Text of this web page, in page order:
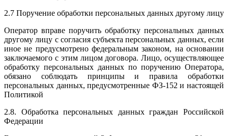
2.7 Поручение обработки персональных данных другому лицу
Оператор вправе поручить обработку персональных данных
другому лицу с согласия субъекта персональных данных, если
иное не предусмотрено федеральным законом, на основании
заключаемого с этим лицом договора. Лицо, осуществляющее
обработку персональных данных по поручению Оператора,
обязано соблюдать принципы и правила обработки
персональных данных, предусмотренные ФЗ-152 и настоящей
Политикой
2.8. Обработка персональных данных граждан Российской
Федерации